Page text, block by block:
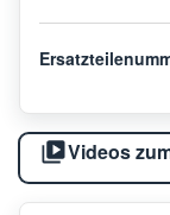
Videos